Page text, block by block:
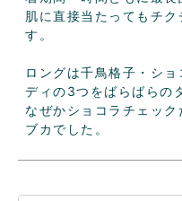
肌に直接当たってもチ
す。
ロングは千鳥格子・シ
ディの3つをばらばらの
なぜかショコラチェッ
ブカでした。